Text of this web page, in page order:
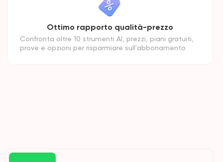
Ottimo rapporto qualità-prezzo
Confronta oltre 10 strumenti AI, prezzi, piani gratuiti,
prove e opzioni per risparmiare sull'abbonamento